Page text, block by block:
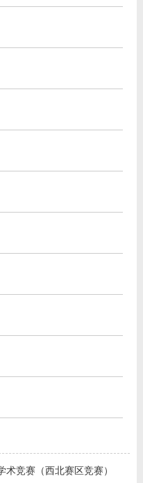
竞赛（西北赛区竞赛）